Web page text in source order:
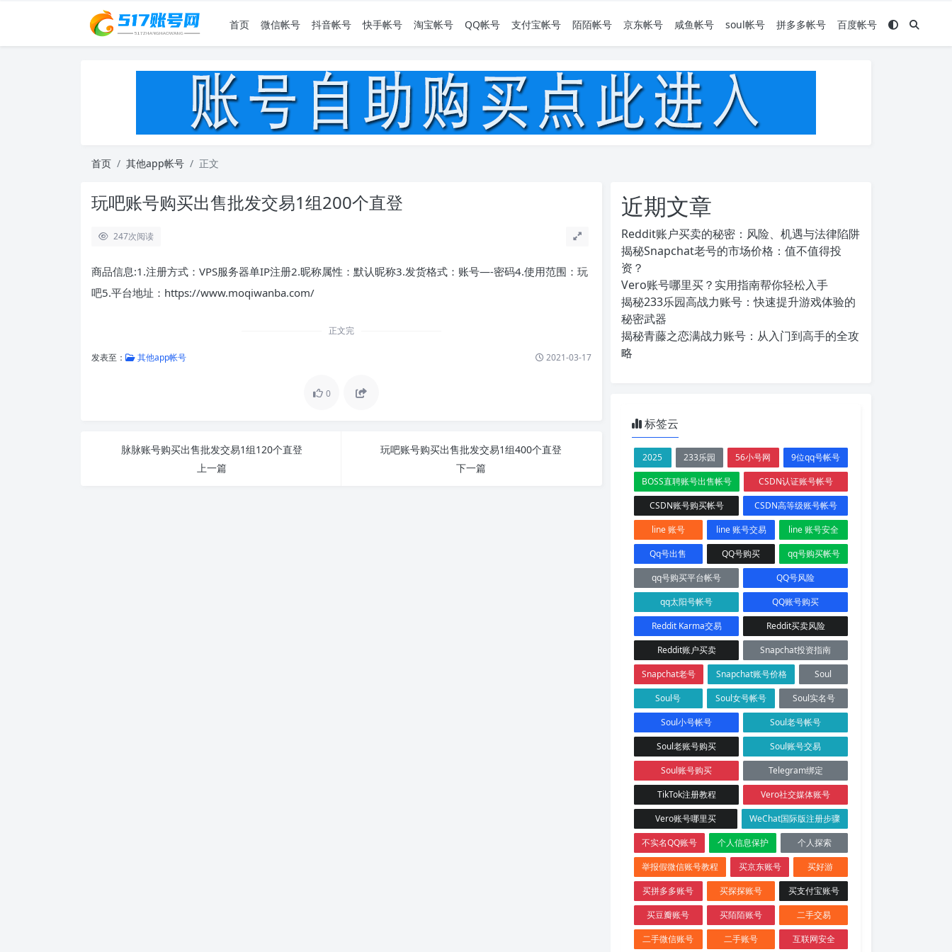
首页 微信帐号 抖音帐号 快手帐号 淘宝帐号 QQ帐号 支付宝帐号 陌陌帐号 京东帐号 咸鱼帐号 soul帐号 拼多多帐号 百度帐号
首页 其他app帐号 正文
玩吧账号购买出售批发交易1组200个直登
247次阅读
商品信息:1.注册方式：VPS服务器单IP注册2.昵称属性：默认昵称3.发货格式：账号—-密码4.使用范围：玩
吧5.平台地址：https://www.moqiwanba.com/
正文完
发表至： 其他app帐号 2021-03-17
0
脉脉账号购买出售批发交易1组120个直登
上一篇
玩吧账号购买出售批发交易1组400个直登
下一篇
近期文章
Reddit账户买卖的秘密：风险、机遇与法律陷阱
揭秘Snapchat老号的市场价格：值不值得投
资？
Vero账号哪里买？实用指南帮你轻松入手
揭秘233乐园高战力账号：快速提升游戏体验的
秘密武器
揭秘青藤之恋满战力账号：从入门到高手的全攻
略
标签云
2025 233乐园 56小号网
9位qq号帐号
BOSS直聘账号出售帐号
CSDN认证账号帐号
CSDN账号购买帐号
CSDN高等级账号帐号
line 账号
line 账号交易
line 账号安全
Qq号出售
QQ号购买
qq号购买帐号
qq号购买平台帐号
QQ号风险
qq太阳号帐号
QQ账号购买
Reddit Karma交易
Reddit买卖风险
Reddit账户买卖
Snapchat投资指南
Snapchat老号
Snapchat账号价格
Soul
Soul号
Soul女号帐号
Soul实名号
Soul小号帐号
Soul老号帐号
Soul老账号购买
Soul账号交易
Soul账号购买
Telegram绑定
TikTok注册教程
Vero社交媒体账号
Vero账号哪里买
WeChat国际版注册步骤
不实名QQ账号
个人信息保护
个人探索
举报假微信账号教程
买京东账号
买好游
买拼多多账号
买探探账号
买支付宝账号
买豆瓣账号
买陌陌账号
二手交易
二手微信账号
二手账号 互联网安全